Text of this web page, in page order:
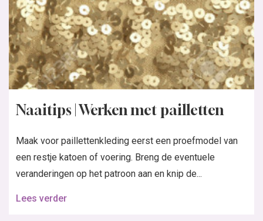
Naaitips | Werken met pailletten
Maak voor paillettenkleding eerst een proefmodel van
een restje katoen of voering. Breng de eventuele
veranderingen op het patroon aan en knip de...
Lees verder